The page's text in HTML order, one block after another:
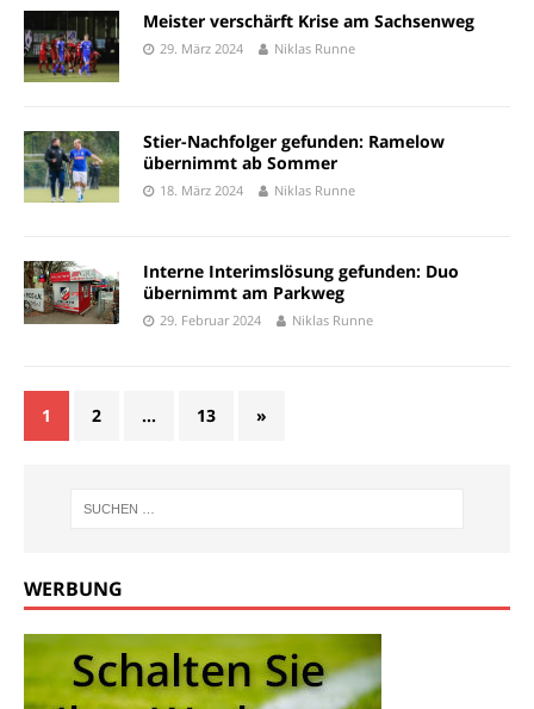
Meister verschärft Krise am Sachsenweg
29. März 2024 Niklas Runne
Stier-Nachfolger gefunden: Ramelow
übernimmt ab Sommer
18. März 2024 Niklas Runne
Interne Interimslösung gefunden: Duo
übernimmt am Parkweg
29. Februar 2024 Niklas Runne
1 2 … 13 »
WERBUNG